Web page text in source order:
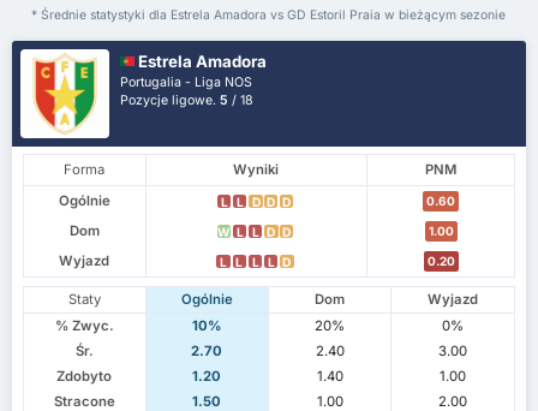
* Średnie statystyki dla Estrela Amadora vs GD Estoril Praia w bieżącym sezonie
Estrela Amadora
Portugalia - Liga NOS
Pozycje ligowe.5 / 18
Forma Wyniki
PNM
Ogólnie
L L D D D 0.60
Dom W L L D D 1.00
Wyjazd L L L L D 0.20
Staty Ogólnie Dom
Wyjazd
% Zwyc.
10% 20%
0%
Śr.
2.70 2.40
3.00
Zdobyto
1.20 1.40
1.00
Stracone
1.50 1.00
2.00